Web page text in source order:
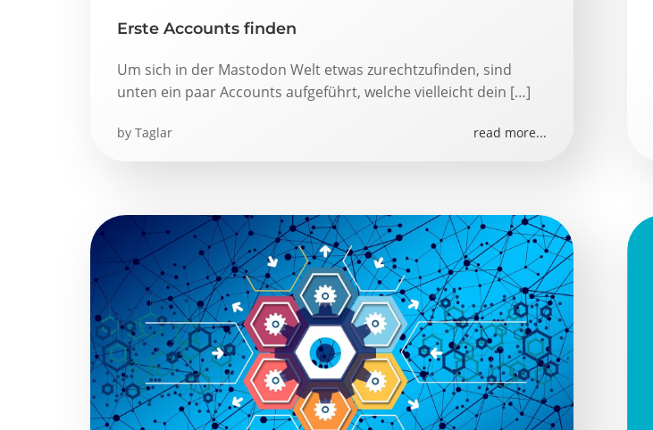
Erste Accounts finden
Um sich in der Mastodon Welt etwas zurechtzufinden, sind
unten ein paar Accounts aufgeführt, welche vielleicht dein […]
by Taglar read more...